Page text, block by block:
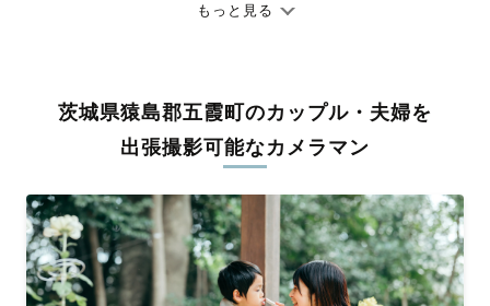
ありのままの空気感を大切に、何十年経っても見返したくなるよ
料金は全国どこでも一律。わかりやすく安心の価格設定です。オ
リジナルの研修と厳正な審査に合格し、撮影技術やホスピタリテ
ィを身につけたプロのカメラマンが全国47都道府県に在籍してい
験をお届けします。
丁寧なレタッチで思い出を美しく仕上げます
撮影後は、独自の編集技術で写真の明るさや色合いを丁寧に調
もっと見る
茨城県猿島郡五霞町のカップル・夫婦を
出張撮影可能なカメラマン